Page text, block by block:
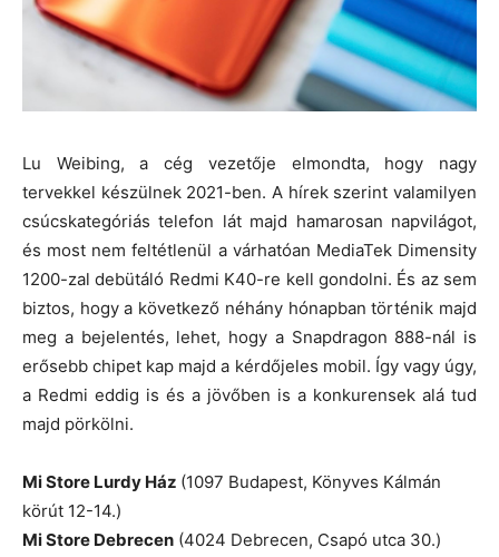
Lu Weibing, a cég vezetője elmondta, hogy nagy
tervekkel készülnek 2021-ben. A hírek szerint valamilyen
csúcskategóriás telefon lát majd hamarosan napvilágot,
és most nem feltétlenül a várhatóan MediaTek Dimensity
1200-zal debütáló Redmi K40-re kell gondolni. És az sem
biztos, hogy a következő néhány hónapban történik majd
meg a bejelentés, lehet, hogy a Snapdragon 888-nál is
erősebb chipet kap majd a kérdőjeles mobil. Így vagy úgy,
a Redmi eddig is és a jövőben is a konkurensek alá tud
majd pörkölni.
Mi Store Lurdy Ház (1097 Budapest, Könyves Kálmán
körút 12-14.)
Mi Store Debrecen (4024 Debrecen, Csapó utca 30.)